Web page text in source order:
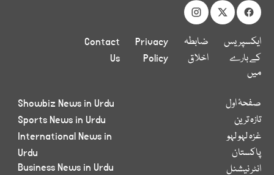
ایکسپریس
کے بارے
میں
ضابطہ
اخلاق
Privacy
Policy
Contact
Us
صفحۂ اول
تازہ ترین
غزہ لہو لہو
پاکستان
انٹر نیشنل
Showbiz News in Urdu
Sports News in Urdu
International News in
Urdu
Business News in Urdu